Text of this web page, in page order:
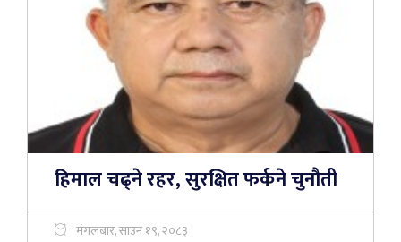
हिमाल चढ्ने रहर, सुरक्षित फर्कने चुनौती
मंगलबार, साउन १९, २०८३